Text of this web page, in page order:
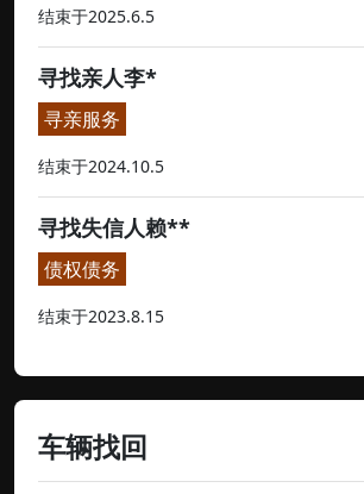
结束于2025.6.5
寻找亲人李*
寻亲服务
结束于2024.10.5
寻找失信人赖**
债权债务
结束于2023.8.15
车辆找回